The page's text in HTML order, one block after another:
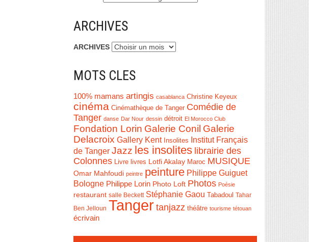
ARCHIVES
ARCHIVES
MOTS CLES
100% mamans artingis casablanca Christine Keyeux
cinéma Cinémathèque de Tanger Comédie de
Tanger danse Dar Nour dessin détroit El Morocco Club
Fondation Lorin Galerie Conil Galerie
Delacroix Gallery Kent Insolites
Institut Français
de Tanger Jazz les insolites librairie des
Colonnes Livre livres Lotfi Akalay Maroc MUSIQUE
Omar Mahfoudi peintre peinture Philippe Guiguet
Bologne Philippe Lorin Photo Loft Photos Poésie
restaurant salle Beckett Stéphanie Gaou Tabadoul Tahar
Ben Jelloun Tanger tanjazz théâtre tourisme tétouan
écrivain